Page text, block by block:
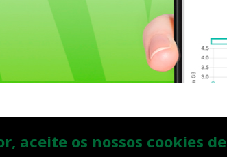
aceite os nossos cookies de